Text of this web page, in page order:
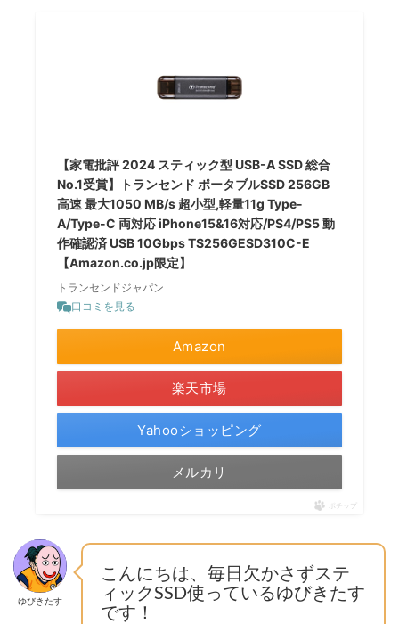
【家電批評 2024 スティック型 USB-A SSD 総合
No.1受賞】トランセンド ポータブルSSD 256GB
高速 最大1050 MB/s 超小型,軽量11g Type-
A/Type-C 両対応 iPhone15&16対応/PS4/PS5 動
作確認済 USB 10Gbps TS256GESD310C-E
【Amazon.co.jp限定】
トランセンドジャパン
口コミを見る
Amazon
楽天市場
Yahooショッピング
メルカリ
ポチップ
ゆびきたす
こんにちは、毎日欠かさずステ
ィックSSD使っているゆびきたす
です！